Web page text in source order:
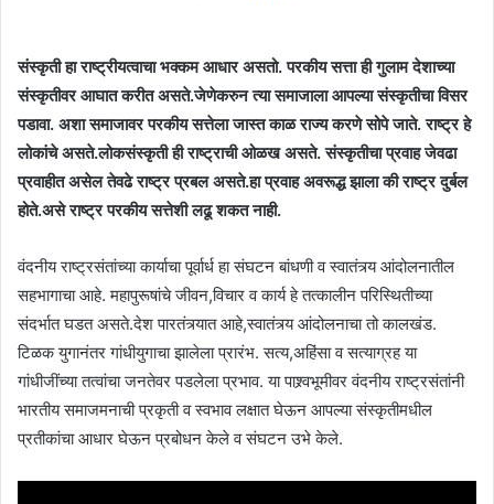
संस्कृती हा राष्ट्रीयत्वाचा भक्कम आधार असतो. परकीय सत्ता ही गुलाम देशाच्या
संस्कृतीवर आघात करीत असते.जेणेकरुन त्या समाजाला आपल्या संस्कृतीचा विसर
पडावा. अशा समाजावर परकीय सत्तेला जास्त काळ राज्य करणे सोपे जाते. राष्ट्र हे
लोकांचे असते.लोकसंस्कृती ही राष्ट्राची ओळख असते. संस्कृतीचा प्रवाह जेवढा
प्रवाहीत असेल तेवढे राष्ट्र प्रबल असते.हा प्रवाह अवरूद्ध झाला की राष्ट्र दुर्बल
होते.असे राष्ट्र परकीय सत्तेशी लढू शकत नाही.
वंदनीय राष्ट्रसंतांच्या कार्याचा पूर्वार्ध हा संघटन बांधणी व स्वातंत्र्य आंदोलनातील
सहभागाचा आहे. महापुरूषांचे जीवन,विचार व कार्य हे तत्कालीन परिस्थितीच्या
संदर्भात घडत असते.देश पारतंत्र्यात आहे,स्वातंत्र्य आंदोलनाचा तो कालखंड.
टिळक युगानंतर गांधीयुगाचा झालेला प्रारंभ. सत्य,अहिंसा व सत्याग्रह या
गांधीजींच्या तत्वांचा जनतेवर पडलेला प्रभाव. या पाश्र्वभूमीवर वंदनीय राष्ट्रसंतांनी
भारतीय समाजमनाची प्रकृती व स्वभाव लक्षात घेऊन आपल्या संस्कृतीमधील
प्रतीकांचा आधार घेऊन प्रबोधन केले व संघटन उभे केले.